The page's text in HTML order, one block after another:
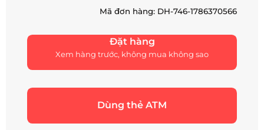
Mã đơn hàng: DH-746-1786370566
Đặt hàng
Xem hàng trước, không mua không sao
Dùng thẻ ATM